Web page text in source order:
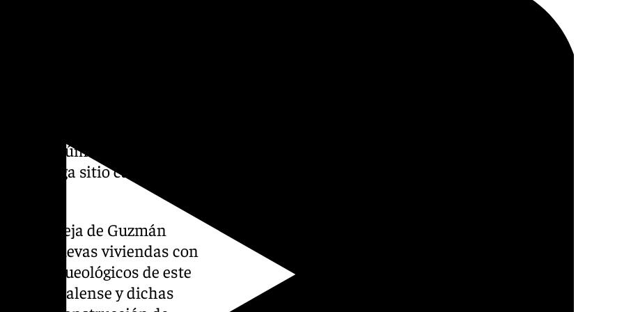
para entender el mega
número cuatro,
del mega sitio calcolítico
Castilleja de Guzmán
de nuevas viviendas con
arqueológicos de este
la Hispalense y dichas